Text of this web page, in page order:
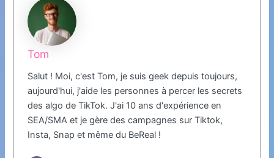
Tom
Salut ! Moi, c'est Tom, je suis geek depuis toujours,
aujourd'hui, j'aide les personnes à percer les secrets
des algo de TikTok. J'ai 10 ans d'expérience en
SEA/SMA et je gère des campagnes sur Tiktok,
Insta, Snap et même du BeReal !